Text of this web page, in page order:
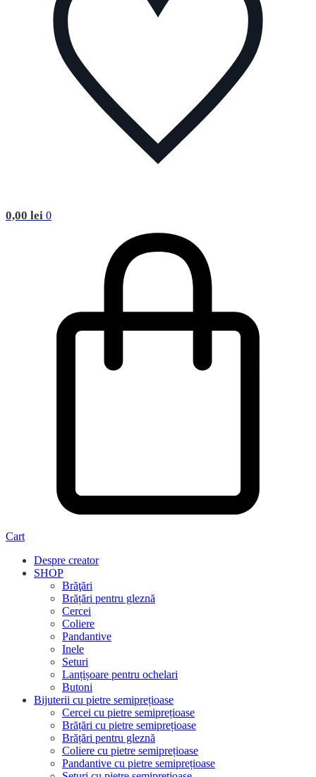
0,00 lei 0
Cart
Despre creator
SHOP
Brăţări
Brățări pentru gleznă
Cercei
Coliere
Pandantive
Inele
Seturi
Lanțișoare pentru ochelari
Butoni
Bijuterii cu pietre semiprețioase
Cercei cu pietre semiprețioase
Brățări cu pietre semiprețioase
Brățări pentru gleznă
Coliere cu pietre semiprețioase
Pandantive cu pietre semiprețioase